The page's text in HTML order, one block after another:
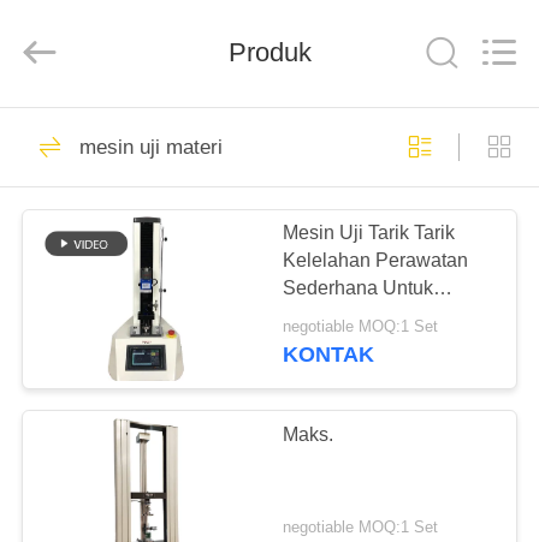
RUMAH
PRODUK
PERTUNJUKAN
VR
TENTANG
Mesin Uji
Ketegangan
Universal mesin
pengujian
53
Produk
mesin uji materi
Mesin Uji Tarik Tarik
Kelelahan Perawatan
Sederhana Untuk
Tombol / Baterai
negotiable MOQ:1 Set
KONTAK
Maks.
negotiable MOQ:1 Set